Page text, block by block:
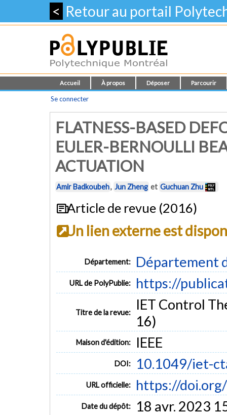
< Retour au portail
Accueil À propos Déposer Parcourir
Se connecter
FLATNESS-BASED
EULER-BERNOULLI
ACTUATION
Amir Badkoubeh, Jun Zheng et Guchuan Zhu
Article de revue (2016)
Un lien externe est
Département: Département
URL de PolyPublie: https://
Titre de la revue:
IET Control
16)
Maison d'édition: IEEE
DOI: 10.1049/iet-
URL officielle: https://
Date du dépôt: 18 avr. 2023